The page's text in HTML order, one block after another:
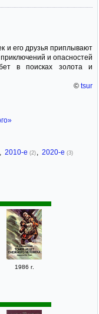
и его друзья приплывают
и опасностей
в поисках золота и
© tsur
2010-е (2) 2020-е (3)
1986 г.